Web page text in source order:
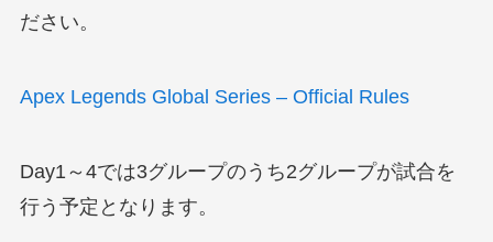
ださい。
Apex Legends Global Series – Official Rules
Day1～4では3グループのうち2グループが試合を
行う予定となります。